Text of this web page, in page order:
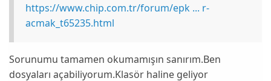
https://www.chip.com.tr/forum/epk ... r-
acmak_t65235.html
Sorunumu tamamen okumamışın sanırım.Ben
dosyaları açabiliyorum.Klasör haline geliyor